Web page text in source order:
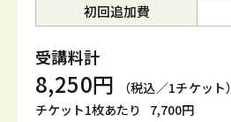
初回追加費
受講料計
8,250円
（税込／1チケット）
チケット1枚あたり
7,700円